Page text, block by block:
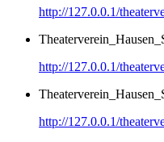
http://127.0.0.1/
http://127.0.0.1/
http://127.0.0.1/